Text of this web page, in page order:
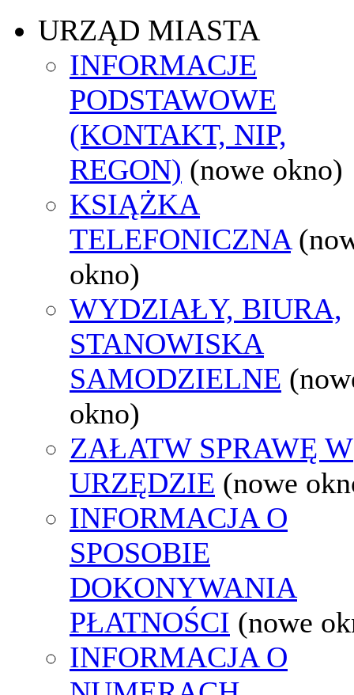
URZĄD MIASTA
INFORMACJE
PODSTAWOWE
(KONTAKT, NIP,
REGON) (nowe okno)
KSIĄŻKA
TELEFONICZNA
okno)
WYDZIAŁY, BIURA,
STANOWISKA
SAMODZIELNE
okno)
ZAŁATW SPRAWĘ W
URZĘDZIE (nowe
INFORMACJA O
SPOSOBIE
DOKONYWANIA
PŁATNOŚCI (nowe
INFORMACJA O